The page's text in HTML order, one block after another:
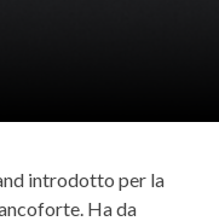
introdotto per la
Ha da